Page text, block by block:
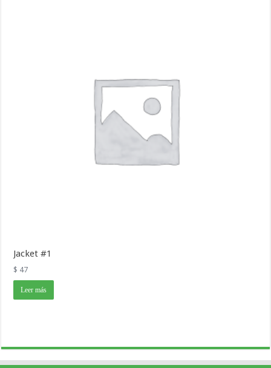
Jacket #1
$ 47
Leer más